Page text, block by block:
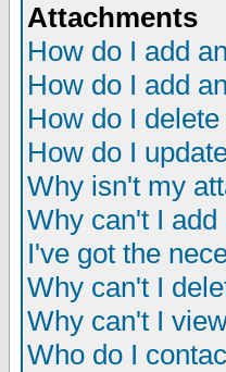
Attachments
How do I add
How do I add
How do I
How do I
Why isn't my
Why can't I
I've got the
Why can't I
Why can't I
Who do I